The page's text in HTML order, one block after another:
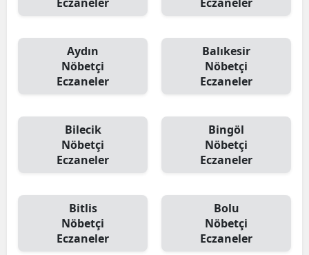
Aydın
Nöbetçi
Eczaneler
Balıkesir
Nöbetçi
Eczaneler
Bilecik
Nöbetçi
Eczaneler
Bingöl
Nöbetçi
Eczaneler
Bitlis
Nöbetçi
Eczaneler
Bolu
Nöbetçi
Eczaneler